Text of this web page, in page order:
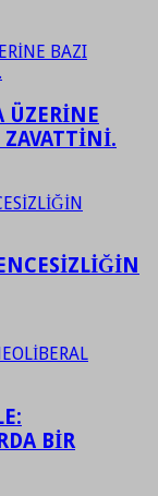
ÜZERİNE
ZAVATTİNİ.
BİR